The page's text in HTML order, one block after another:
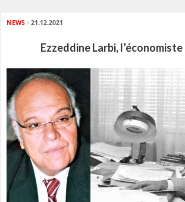
NEWS - 21.12.2021
Ezzeddine Larbi,